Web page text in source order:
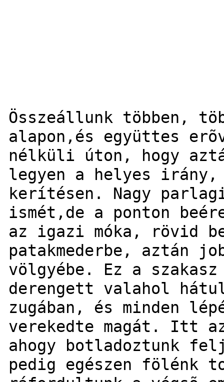
Összeállunk többen,
alapon,és együttes
nélküli úton, hogy
legyen a helyes
kerítésen. Nagy
ismét,de a ponton
az igazi móka, rövid
patakmederbe, aztán
völgyébe. Ez a
derengett valahol
zugában, és minden
verekedte magát. Itt
ahogy botladoztunk
pedig egészen fölénk